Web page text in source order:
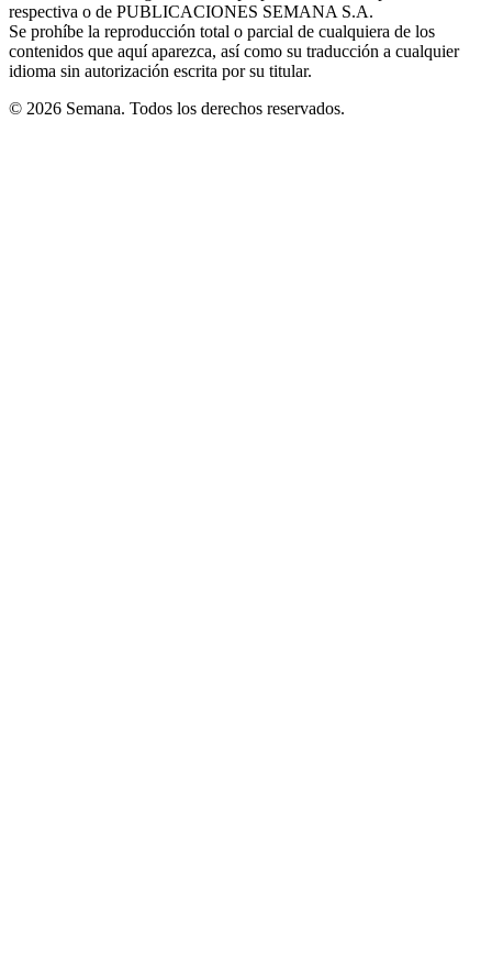
window
respectiva o de PUBLICACIONES SEMANA S.A.
Se prohíbe la reproducción total o parcial de cualquiera de los
contenidos que aquí aparezca, así como su traducción a cualquier
idioma sin autorización escrita por su titular.
© 2026 Semana. Todos los derechos reservados.